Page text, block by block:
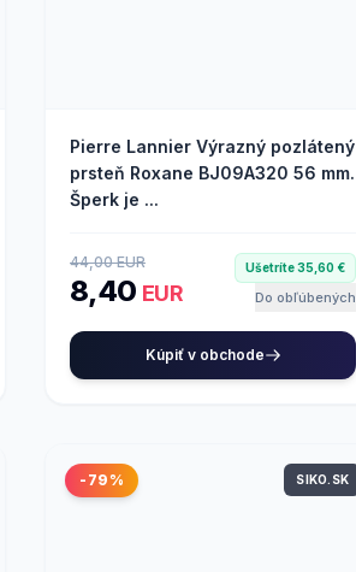
Pierre Lannier Výrazný pozlátený
prsteň Roxane BJ09A320 56 mm.
Šperk je ...
44,00 EUR
8,40 EUR
Ušetríte 35,60 €
Do obľúbených
Kúpiť v obchode
-79% SIKO.SK